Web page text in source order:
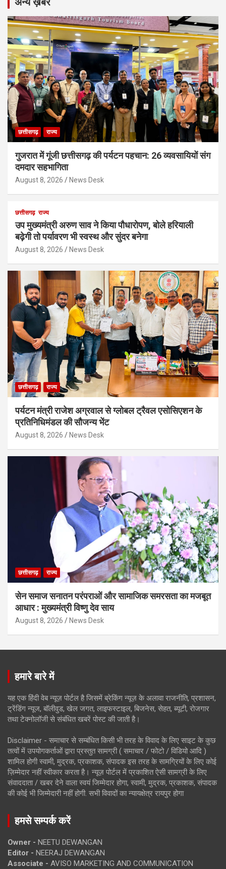
छत्तीसगढ़ राज्य
गुजरात में गूंजी छत्तीसगढ़ की पर्यटन पहचान: 26 व्यवसायियों संग
दमदार सहभागिता
August 8, 2026 News Desk
छत्तीसगढ़ राज्य
उप मुख्यमंत्री अरुण साव ने किया पौधारोपण, बोले हरियाली
बढ़ेगी तो पर्यावरण भी स्वस्थ और सुंदर बनेगा
August 8, 2026 News Desk
छत्तीसगढ़ राज्य
पर्यटन मंत्री राजेश अग्रवाल से ग्लोबल ट्रैवल एसोसिएशन के
प्रतिनिधिमंडल की सौजन्य भेंट
August 8, 2026 News Desk
छत्तीसगढ़ राज्य
सेन समाज सनातन परंपराओं और सामाजिक समरसता का मजबूत
आधार : मुख्यमंत्री विष्णु देव साय
August 8, 2026 News Desk
हमारे बारे में
यह एक हिंदी वेब न्यूज़ पोर्टल है जिसमें ब्रेकिंग न्यूज़ के अलावा राजनीति, प्रशासन,
ट्रेंडिंग न्यूज, बॉलीवुड, खेल जगत, लाइफस्टाइल, बिजनेस, सेहत, ब्यूटी, रोजगार
तथा टेक्नोलॉजी से संबंधित खबरें पोस्ट की जाती है।
Disclaimer - समाचार से सम्बंधित किसी भी तरह के विवाद के लिए साइट के कुछ
तत्वों में उपयोगकर्ताओं द्वारा प्रस्तुत सामग्री ( समाचार / फोटो / विडियो आदि )
शामिल होगी स्वामी, मुद्रक, प्रकाशक, संपादक इस तरह के सामग्रियों के लिए कोई
ज़िम्मेदार नहीं स्वीकार करता है। न्यूज़ पोर्टल में प्रकाशित ऐसी सामग्री के लिए
संवाददाता / खबर देने वाला स्वयं जिम्मेदार होगा, स्वामी, मुद्रक, प्रकाशक, संपादक
की कोई भी जिम्मेदारी नहीं होगी. सभी विवादों का न्यायक्षेत्र रायपुर होगा
हमसे सम्पर्क करें
Owner - NEETU DEWANGAN
Editor - NEERAJ DEWANGAN
Associate - AVISO MARKETING AND COMMUNICATION